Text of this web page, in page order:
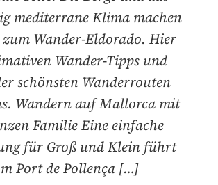
mediterrane Klima machen
Wander-Eldorado. Hier
Wander-Tipps und
schönsten Wanderrouten
Wandern auf Mallorca mit
Familie Eine einfache
für Groß und Klein führt
Port de Pollença […]